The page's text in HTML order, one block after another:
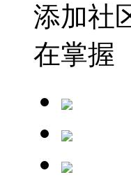
添加社
在掌握